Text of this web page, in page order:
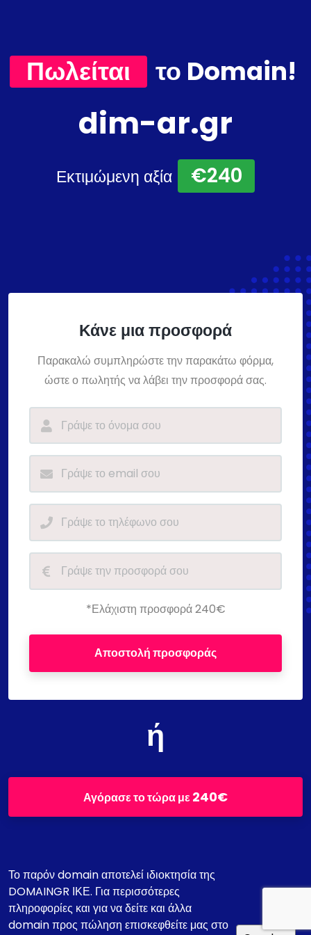
Πωλείται το Domain!
dim-ar.gr
Εκτιμώμενη αξία €240
Κάνε μια προσφορά
Παρακαλώ συμπληρώστε την παρακάτω φόρμα,
ώστε ο πωλητής να λάβει την προσφορά σας.
*Ελάχιστη προσφορά 240€
Αποστολή προσφοράς
ή
Αγόρασε το τώρα με240€
Το παρόν domain αποτελεί ιδιοκτησία της
DOMAINGR ΙΚΕ. Για περισσότερες
πληροφορίες και για να δείτε και άλλα
domain προς πώληση επισκεφθείτε μας στο